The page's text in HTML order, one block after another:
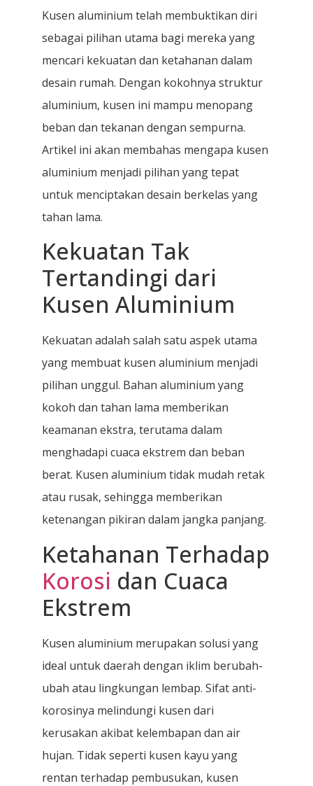
Kusen aluminium telah membuktikan diri
sebagai pilihan utama bagi mereka yang
mencari kekuatan dan ketahanan dalam
desain rumah. Dengan kokohnya struktur
aluminium, kusen ini mampu menopang
beban dan tekanan dengan sempurna.
Artikel ini akan membahas mengapa kusen
aluminium menjadi pilihan yang tepat
untuk menciptakan desain berkelas yang
tahan lama.
Kekuatan Tak
Tertandingi dari
Kusen Aluminium
Kekuatan adalah salah satu aspek utama
yang membuat kusen aluminium menjadi
pilihan unggul. Bahan aluminium yang
kokoh dan tahan lama memberikan
keamanan ekstra, terutama dalam
menghadapi cuaca ekstrem dan beban
berat. Kusen aluminium tidak mudah retak
atau rusak, sehingga memberikan
ketenangan pikiran dalam jangka panjang.
Ketahanan Terhadap
Korosi dan Cuaca
Ekstrem
Kusen aluminium merupakan solusi yang
ideal untuk daerah dengan iklim berubah-
ubah atau lingkungan lembap. Sifat anti-
korosinya melindungi kusen dari
kerusakan akibat kelembapan dan air
hujan. Tidak seperti kusen kayu yang
rentan terhadap pembusukan, kusen